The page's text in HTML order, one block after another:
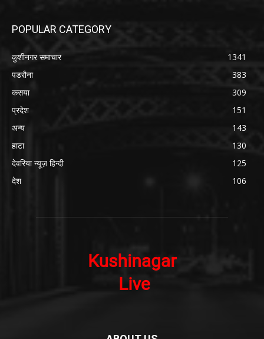
POPULAR CATEGORY
कुशीनगर समाचार
1341
पडरौना
383
कसया
309
प्रदेश
151
अन्य
143
हाटा
130
देवरिया न्यूज़ हिन्दी
125
देश
106